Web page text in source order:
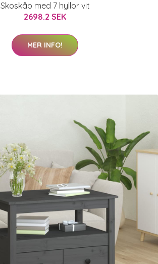
Skoskåp med 7 hyllor vit
2698.2 SEK
MER INFO!